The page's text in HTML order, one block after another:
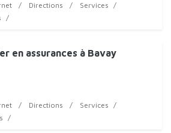
Directions
Services
en assurances à Bavay
Directions
Services